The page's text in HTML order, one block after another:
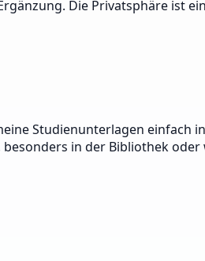
Die Privatsphäre ist
Studienunterlagen einfach
in der Bibliothek